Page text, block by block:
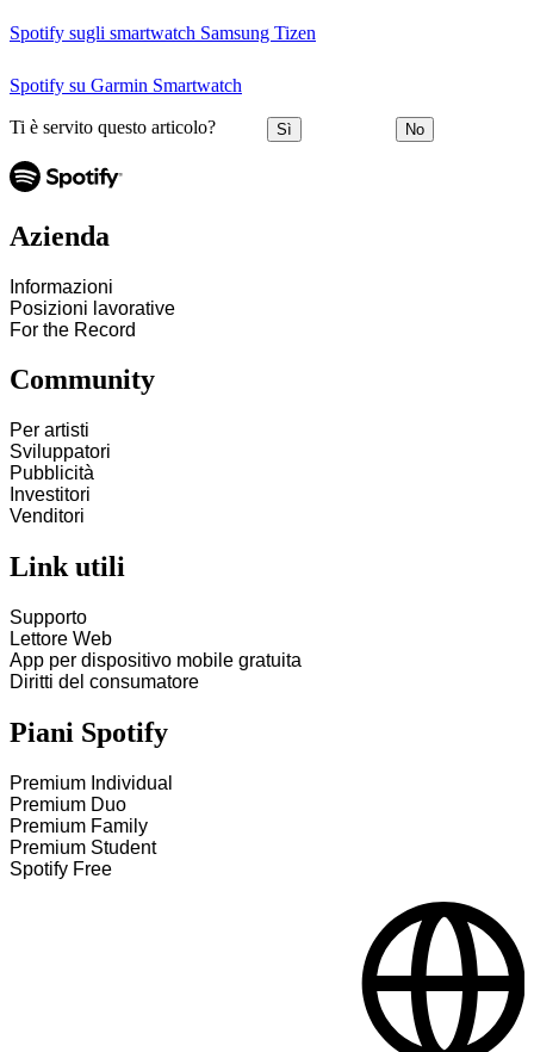
Spotify sugli smartwatch Samsung Tizen
Spotify su Garmin Smartwatch
Ti è servito questo articolo? Sì No
Azienda
Informazioni
Posizioni lavorative
For the Record
Community
Per artisti
Sviluppatori
Pubblicità
Investitori
Venditori
Link utili
Supporto
Lettore Web
App per dispositivo mobile gratuita
Diritti del consumatore
Piani Spotify
Premium Individual
Premium Duo
Premium Family
Premium Student
Spotify Free